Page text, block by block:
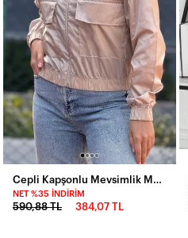
NET %35 İNDIRIM
590,88 TL 384,07 TL